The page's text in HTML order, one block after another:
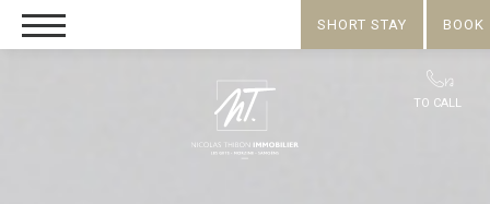
SHORT STAY BOOK
TO CALL